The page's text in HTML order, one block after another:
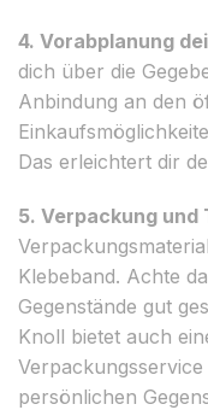
4. Vorabplanung
dich über die
Anbindung an den
Das erleichtert dir
5. Verpackung und
Klebeband. Achte
Gegenstände gut
Knoll bietet auch
persönlichen